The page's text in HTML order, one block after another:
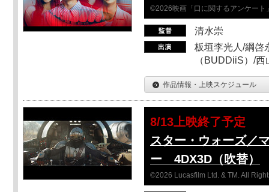
©2026映画「口に関するアンケート
清水崇
板垣李光人/綱啓
（BUDDiiS）/
作品情報・上映スケジュール
8/13上映終了予定
スター・ウォーズ／
ー 4DX3D（吹替）
©2026 Lucasfilm Ltd. & TM. All